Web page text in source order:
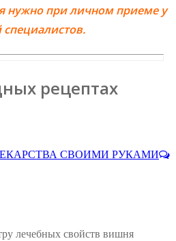
нужно при личном приеме у
специалистов.
рецептах
СВОИМИ РУКАМИ
лечебных свойств вишня